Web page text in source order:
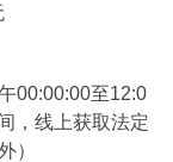
00:00:00至12:0
，线上获取法定
）